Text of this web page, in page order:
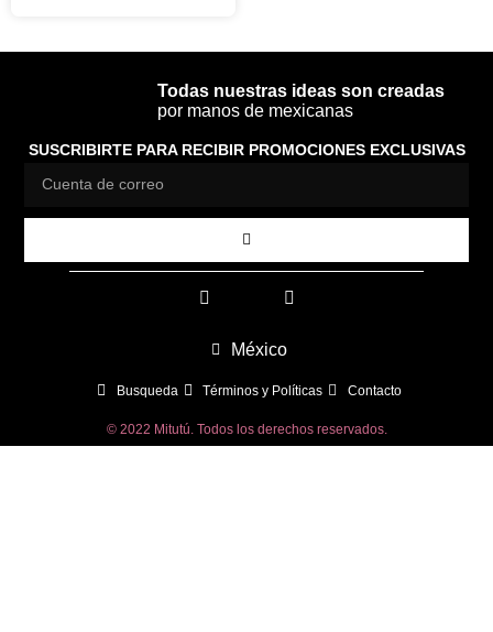
Todas nuestras ideas son creadas
por manos de mexicanas
SUSCRIBIRTE PARA RECIBIR PROMOCIONES EXCLUSIVAS
México
Busqueda Términos y Políticas Contacto
© 2022 Mitutú. Todos los derechos reservados.